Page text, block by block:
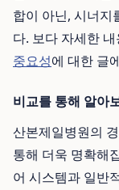
합이 아닌, 시너지
다. 보다 자세한 내
중요성에 대한 글
비교를 통해 알아
산본제일병원의
통해 더욱 명확해
어 시스템과 일반